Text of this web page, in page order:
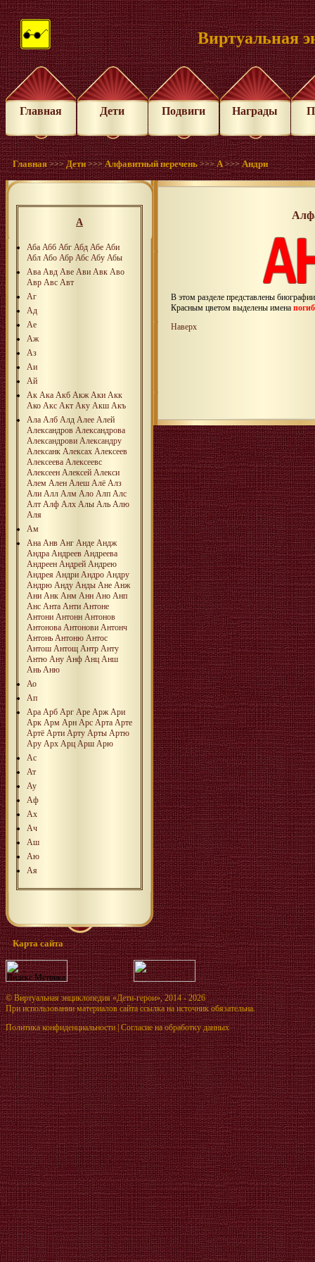
Виртуальная
Главная Дети Подвиги Награды
Главная >>>Дети >>>Алфавитный перечень >>>А >>>Андри
А
Аба Абб Абг Абд Абе Аби
Абл Або Абр Абс Абу Абы
Ава Авд Аве Ави Авк Аво
Авр Авс Авт
Аг
Ад
Ае
Аж
Аз
Аи
Ай
Ак Ака Акб Акж Аки Акк
Ако Акс Акт Аку Акш Акъ
Ала Алб Алд Алее Алей
Александров Александрова
Александрови Александру
Алексанк Алексах Алексеев
Алексеева Алексеевс
Алексеен Алексей Алекси
Алем Ален Алеш Алё Алз
Али Алл Алм Ало Алп Алс
Алт Алф Алх Алы Аль Алю
Аля
Ам
Ана Анв Анг Анде Андж
Андра Андреев Андреева
Андреен Андрей Андрею
Андрея Андри Андро Андру
Андрю Анду Анды Ане Анж
Ани Анк Анм Анн Ано Анп
Анс Анта Анти Антоне
Антони Антонн Антонов
Антонова Антонови Антонч
Антонь Антоню Антос
Антош Антощ Антр Анту
Антю Ану Анф Анц Анш
Ань Аню
Ао
Ап
Ара Арб Арг Аре Арж Ари
Арк Арм Арн Арс Арта Арте
Артё Арти Арту Арты Артю
Ару Арх Арц Арш Арю
Ас
Ат
Ау
Аф
Ах
Ач
Аш
Аю
Ая
В этом разделе представлены
Красным цветом выделены имена
Наверх
Карта сайта
©Виртуальная энциклопедия «Дети-герои», 2014 - 2026
При использовании материалов сайта ссылка на источник обязательна.
Политика конфиденциальности|Согласие на обработку данных